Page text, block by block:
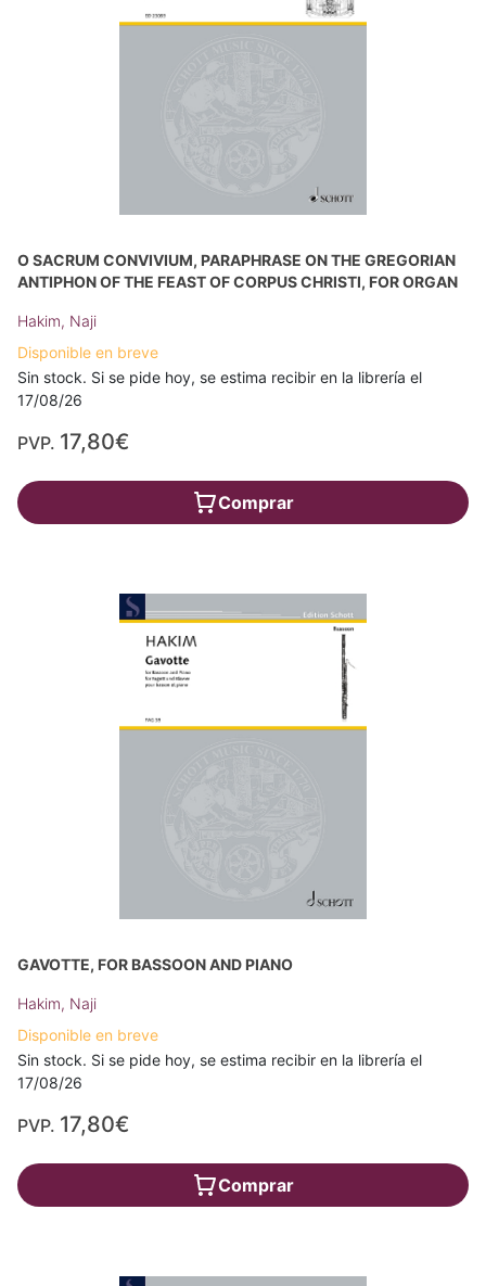
O SACRUM CONVIVIUM, PARAPHRASE ON THE GREGORIAN
ANTIPHON OF THE FEAST OF CORPUS CHRISTI, FOR ORGAN
Hakim, Naji
Disponible en breve
Sin stock. Si se pide hoy, se estima recibir en la librería el
17/08/26
PVP. 17,80€
Comprar
GAVOTTE, FOR BASSOON AND PIANO
Hakim, Naji
Disponible en breve
Sin stock. Si se pide hoy, se estima recibir en la librería el
17/08/26
PVP. 17,80€
Comprar